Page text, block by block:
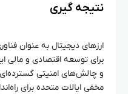
نتیجه‌ گیری
ارزهای دیجیتال به عنوان
برای توسعه اقتصادی و مالی
و چالش‌های امنیتی
مخفی ایالات متحده برای